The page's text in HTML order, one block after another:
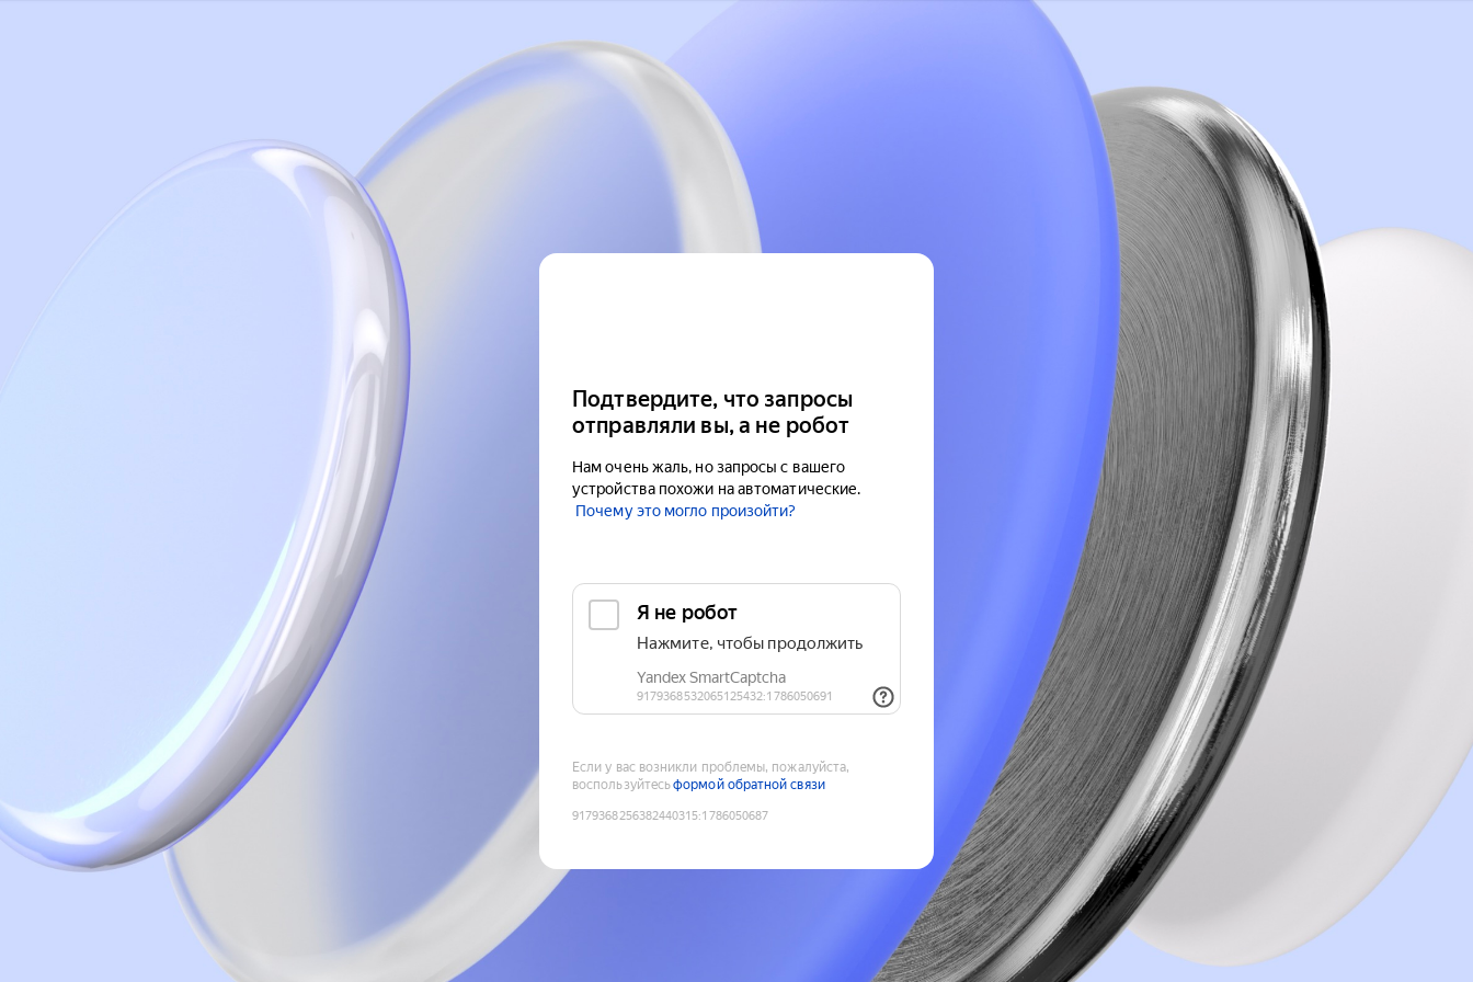
Подтвердите, что запросы
отправляли вы, а не робот
Нам очень жаль, но запросы с вашего
устройства похожи на автоматические.
Почему это могло произойти?
Если у вас возникли проблемы, пожалуйста,
воспользуйтесьформой обратной связи
9179368256382440315:1786050687